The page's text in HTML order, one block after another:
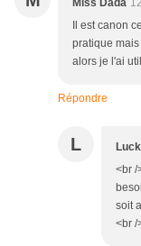
Miss Dada
Il est canon
pratique
alors je l'ai
Répondre
L
<br /
soit
<br /